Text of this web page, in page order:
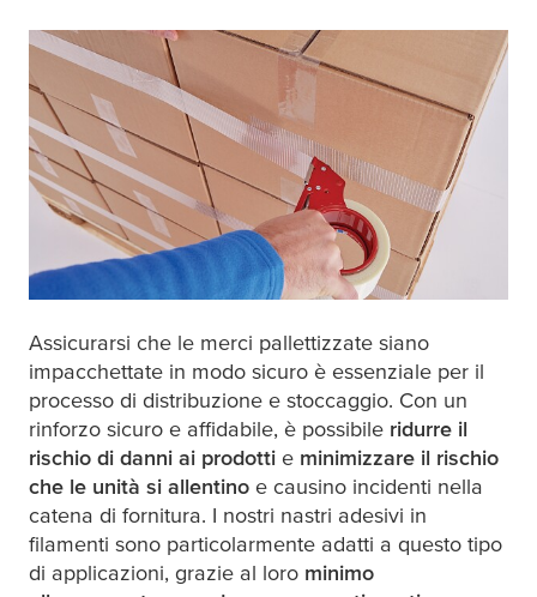
Assicurarsi che le merci pallettizzate siano
impacchettate in modo sicuro è essenziale per il
processo di distribuzione e stoccaggio. Con un
rinforzo sicuro e affidabile, è possibile ridurre il
rischio di danni ai prodotti e minimizzare il rischio
che le unità si allentino e causino incidenti nella
catena di fornitura. I nostri nastri adesivi in
filamenti sono particolarmente adatti a questo tipo
di applicazioni, grazie al loro minimo